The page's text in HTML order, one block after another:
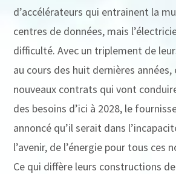
d’accélérateurs qui entrainent la
centres de données, mais
difficulté. Avec un triplement de
au cours des huit dernières
nouveaux contrats qui vont
des besoins d’ici à 2028, le
annoncé qu’il serait dans
l’avenir, de l’énergie pour tous ces
Ce qui diffère leurs constructions